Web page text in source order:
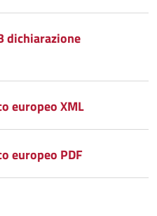
dichiarazione
europeo XML
europeo PDF